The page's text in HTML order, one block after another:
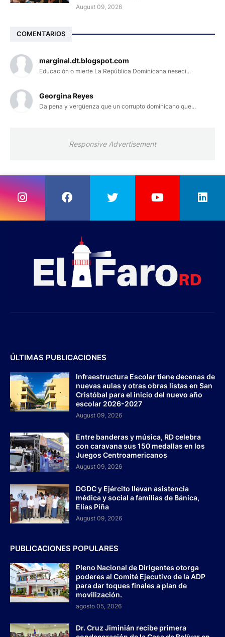
August 09, 2026
COMENTARIOS
marginal.dt.blogspot.com
Educación o mierte La República Dominicana neseci...
Georgina Reyes
Da pena y vergüenza que un corrupto dominicano que...
Responsive Advertisement
ÚLTIMAS PUBLICACIONES
Infraestructura Escolar tiene decenas de
nuevas aulas y otras obras listas en San
Cristóbal para el inicio del nuevo año
escolar 2026-2027
August 09, 2026
Entre banderas y música, RD celebra
con caravana sus 150 medallas en los
Juegos Centroamericanos
August 09, 2026
DGDC y Ejército llevan asistencia
médica y social a familias de Bánica,
Elías Piña
August 09, 2026
PUBLICACIONES POPULARES
Pleno Nacional de Dirigentes otorga
poderes al Comité Ejecutivo de la ADP
para dar toques finales a plan de
movilización.
agosto 05, 2026
Dr. Cruz Jiminián recibe primera